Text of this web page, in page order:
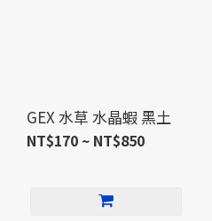
GEX 水草 水晶蝦 黑土
NT$170 ~ NT$850